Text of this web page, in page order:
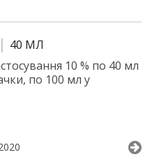
40 МЛ
10 % по 40 мл
по 100 мл у